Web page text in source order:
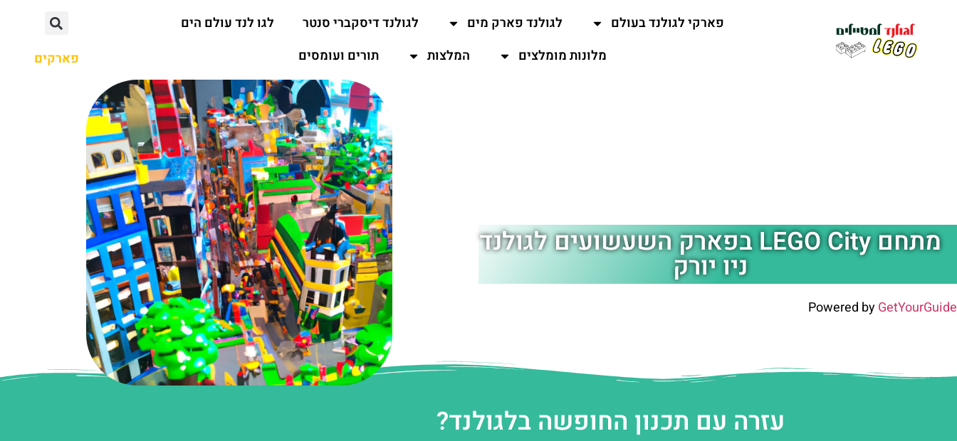
פארקי לגולנד בעולם לגולנד פארק מים לגולנד דיסקברי סנטר
לגו לנד עולם הים
מלונות מומלצים
המלצות תורים ועומסים פארקים
מתחם LEGO City בפארק השעשועים לגולנד
ניו יורק
Powered byGetYourGuide
עזרה עם תכנון החופשה בלגולנד?